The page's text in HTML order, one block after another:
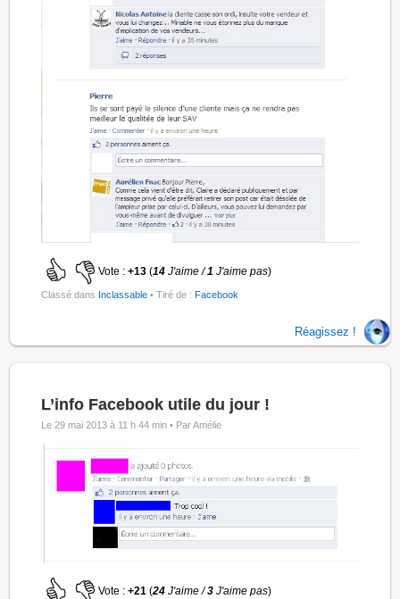
Vote :+13 (14J'aime /1 J'aime pas)
Classé dans Inclassable • Tiré de :Facebook
Réagissez !
L’info Facebook utile du jour !
Le 29 mai 2013 à 11 h 44 min • Par Amélie
Vote :+21 (24J'aime /3 J'aime pas)